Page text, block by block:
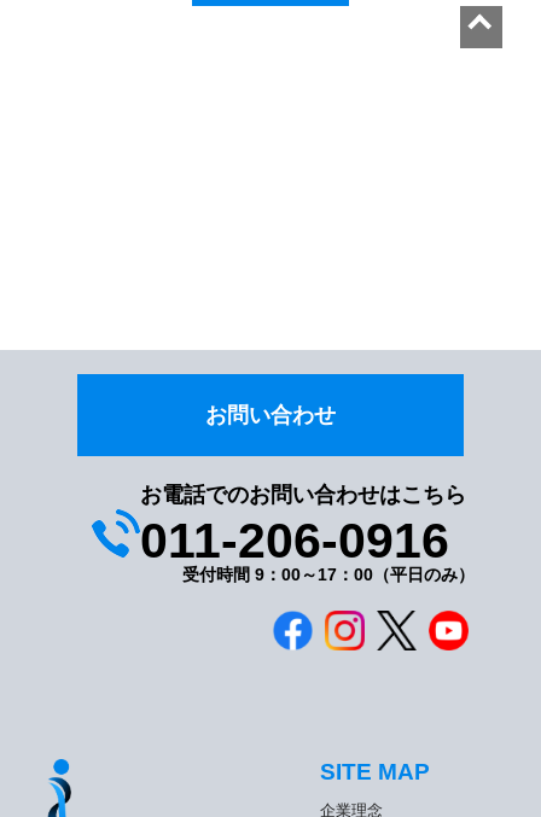
お問い合わせ
お電話でのお問い合わせはこちら
011-206-0916
受付時間 9：00～17：00（平日のみ）
SITE MAP
企業理念